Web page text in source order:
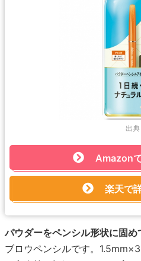
出典
Amazon
楽天で
パウダーをペンシル形状に固め
ブロウペンシルです。